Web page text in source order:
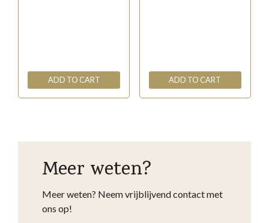
ADD TO CART ADD TO CART
Meer weten?
Meer weten? Neem vrijblijvend contact met
ons op!